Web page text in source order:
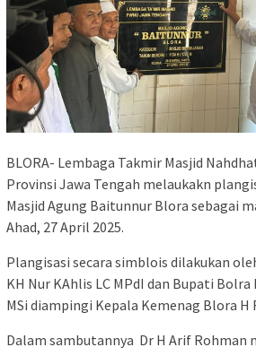
BLORA- Lembaga Takmir Masjid
Provinsi Jawa Tengah melaukakn
Masjid Agung Baitunnur Blora sebagai
Ahad, 27 April 2025.
Plangisasi secara simblois dilakukan
KH Nur KAhlis LC MPdI dan Bupati Bolra
MSi diampingi Kepala Kemenag Blora H
Dalam sambutannya Dr H Arif Rohman